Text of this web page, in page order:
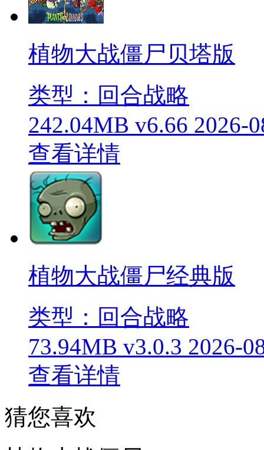
植物大战僵尸贝塔版
类型：回合战略
242.04MB v6.66 2026-
查看详情
植物大战僵尸经典版
类型：回合战略
73.94MB v3.0.3 2026-
查看详情
猜您喜欢